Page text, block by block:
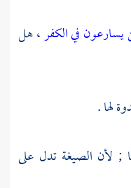
يسارعون في الكفر، هل
لها .
لأن الصيغة تدل على